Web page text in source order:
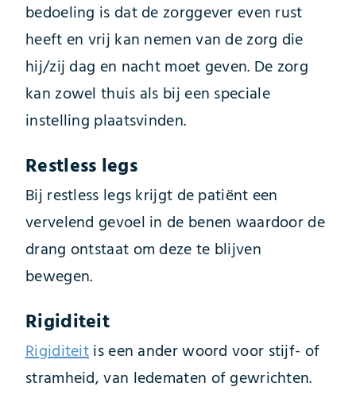
bedoeling is dat de zorggever even rust
heeft en vrij kan nemen van de zorg die
hij/zij dag en nacht moet geven. De zorg
kan zowel thuis als bij een speciale
instelling plaatsvinden.
Restless legs
Bij restless legs krijgt de patiënt een
vervelend gevoel in de benen waardoor de
drang ontstaat om deze te blijven
bewegen.
Rigiditeit
Rigiditeitis een ander woord voor stijf- of
stramheid, van ledematen of gewrichten.